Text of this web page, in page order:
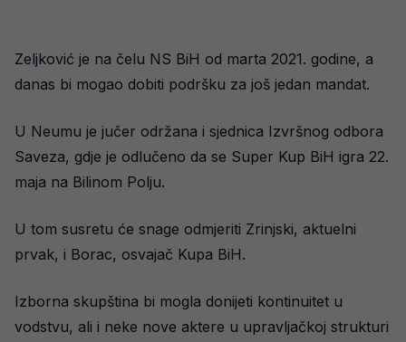
Zeljković je na čelu NS BiH od marta 2021. godine, a
danas bi mogao dobiti podršku za još jedan mandat.
U Neumu je jučer održana i sjednica Izvršnog odbora
Saveza, gdje je odlučeno da se Super Kup BiH igra 22.
maja na Bilinom Polju.
U tom susretu će snage odmjeriti Zrinjski, aktuelni
prvak, i Borac, osvajač Kupa BiH.
Izborna skupština bi mogla donijeti kontinuitet u
vodstvu, ali i neke nove aktere u upravljačkoj strukturi